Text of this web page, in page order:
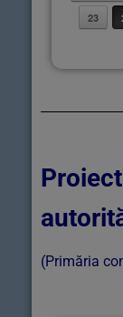
Post
23
(Primăria